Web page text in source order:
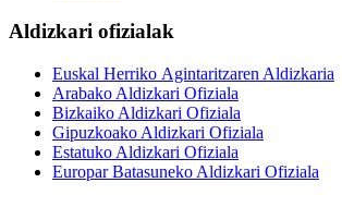
Aldizkari ofizialak
Euskal Herriko Agintaritzaren Aldizkaria
Arabako Aldizkari Ofiziala
Bizkaiko Aldizkari Ofiziala
Gipuzkoako Aldizkari Ofiziala
Estatuko Aldizkari Ofiziala
Europar Batasuneko Aldizkari Ofiziala